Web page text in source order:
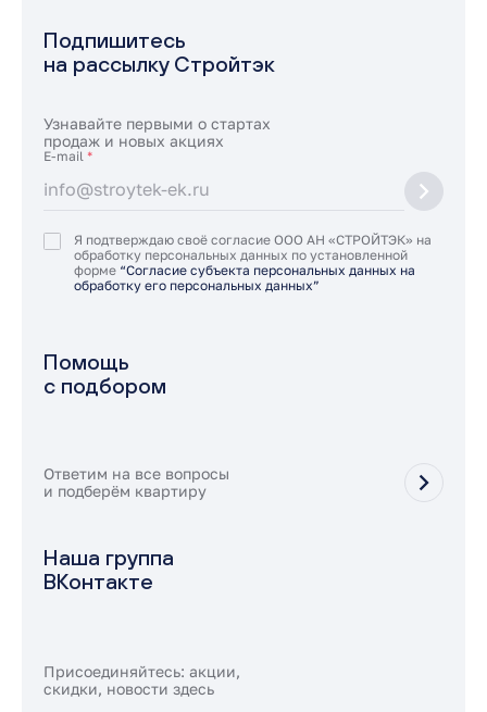
Подпишитесь
на рассылку Стройтэк
Узнавайте первыми о стартах
продаж и новых акциях
E-mail *
Я подтверждаю своё согласие ООО АН «СТРОЙТЭК» на
обработку персональных данных по установленной
форме “Согласие субъекта персональных данных на
обработку его персональных данных”
Помощь
с подбором
Ответим на все вопросы
и подберём квартиру
Наша группа
ВКонтакте
Присоединяйтесь: акции,
скидки, новости здесь